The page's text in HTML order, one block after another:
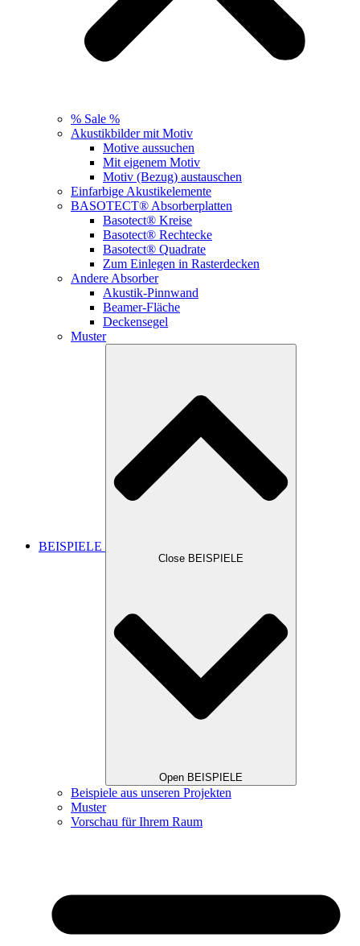
% Sale %
Akustikbilder mit Motiv
Motive aussuchen
Mit eigenem Motiv
Motiv (Bezug) austauschen
Einfarbige Akustikelemente
BASOTECT® Absorberplatten
Basotect® Kreise
Basotect® Rechtecke
Basotect® Quadrate
Zum Einlegen in Rasterdecken
Andere Absorber
Akustik-Pinnwand
Beamer-Fläche
Deckensegel
Muster
BEISPIELE
Close BEISPIELE
Open BEISPIELE
Beispiele aus unseren Projekten
Muster
Vorschau für Ihrem Raum